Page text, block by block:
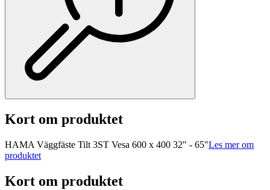
Kort om produktet
HAMA Väggfäste Tilt 3ST Vesa 600 x 400 32" - 65"Les mer om
produktet
Kort om produktet